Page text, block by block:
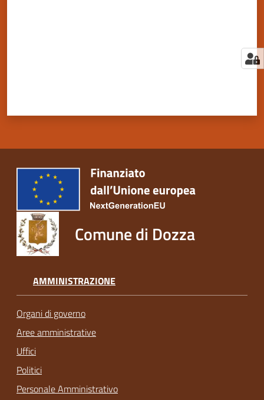
Comune di Dozza
AMMINISTRAZIONE
Organi di governo
Aree amministrative
Uffici
Politici
Personale Amministrativo